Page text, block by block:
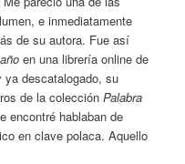
e inmediatamente
de su autora. Fue así
en una librería online de
ya descatalogado, su
de la colecciónPalabra
encontré hablaban de
en clave polaca. Aquello